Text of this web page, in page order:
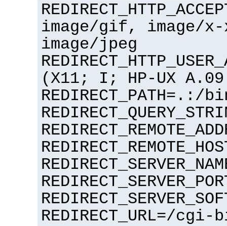
image/gif, image/x-
image/jpeg
(X11; I; HP-UX
REDIRECT_URL=/